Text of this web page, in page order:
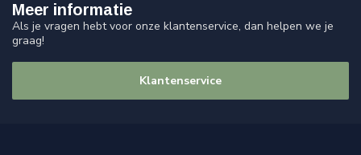
Meer informatie
Als je vragen hebt voor onze klantenservice, dan helpen we je
graag!
Klantenservice